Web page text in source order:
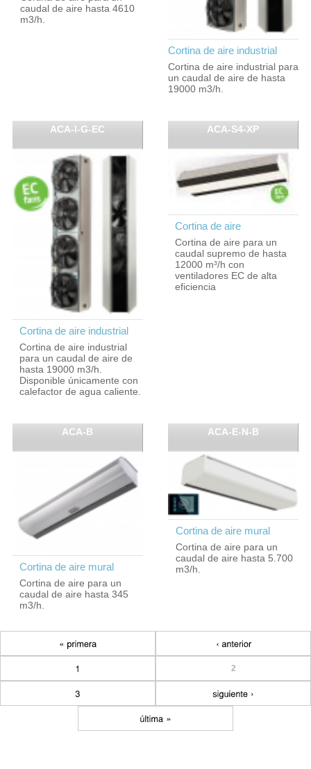
caudal de aire hasta 4610
m3/h.
Cortina de aire industrial
Cortina de aire industrial para
un caudal de aire de hasta
19000 m3/h.
ACA-I-G-EC
Cortina de aire industrial
Cortina de aire industrial
para un caudal de aire de
hasta 19000 m3/h.
Disponible únicamente con
calefactor de agua caliente.
ACA-S4-XP
Cortina de aire
Cortina de aire para un
caudal supremo de hasta
12000 m³/h con
ventiladores EC de alta
eficiencia
ACA-B
Cortina de aire mural
Cortina de aire para un
caudal de aire hasta 345
m3/h.
ACA-E-N-B
Cortina de aire mural
Cortina de aire para un
caudal de aire hasta 5.700
m3/h.
2